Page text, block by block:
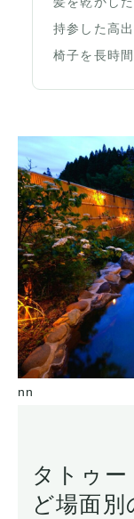
持参した高
椅子を長時
nn
タトゥー
ど場面別